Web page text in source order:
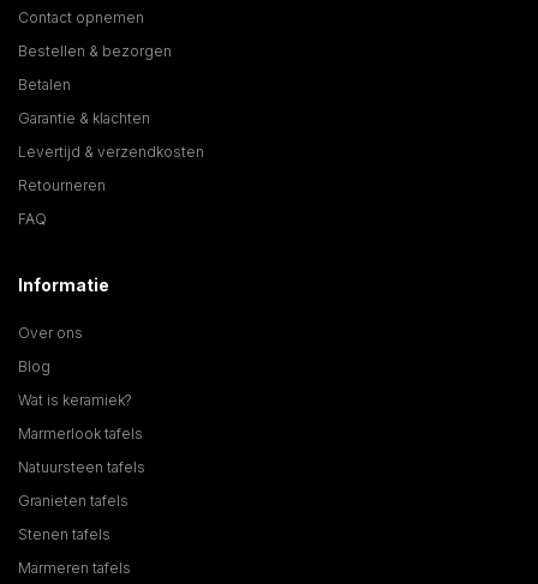
Contact opnemen
Bestellen & bezorgen
Betalen
Garantie & klachten
Levertijd & verzendkosten
Retourneren
FAQ
Informatie
Over ons
Blog
Wat is keramiek?
Marmerlook tafels
Natuursteen tafels
Granieten tafels
Stenen tafels
Marmeren tafels